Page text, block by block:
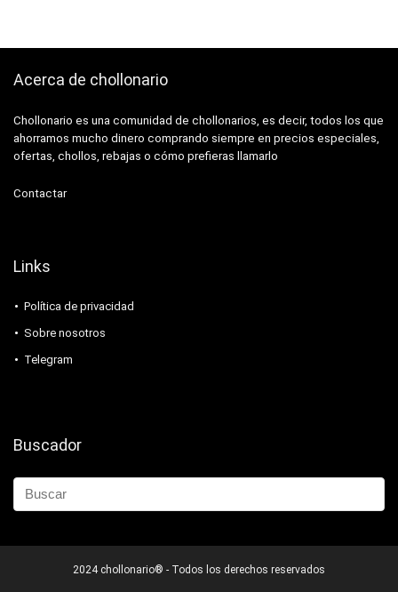
Acerca de chollonario
Chollonario es una comunidad de chollonarios, es decir, todos los que
ahorramos mucho dinero comprando siempre en precios especiales,
ofertas, chollos, rebajas o cómo prefieras llamarlo
Contactar
Links
Política de privacidad
Sobre nosotros
Telegram
Buscador
2024 chollonario® - Todos los derechos reservados